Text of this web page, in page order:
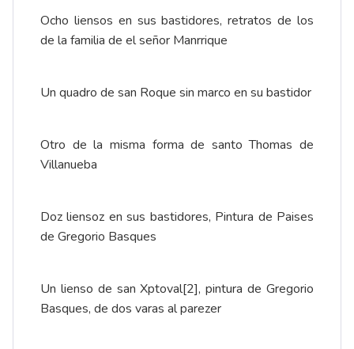
Ocho liensos en sus bastidores, retratos de los
de la familia de el señor Manrrique
Un quadro de san Roque sin marco en su bastidor
Otro de la misma forma de santo Thomas de
Villanueba
Doz liensoz en sus bastidores, Pintura de Paises
de Gregorio Basques
Un lienso de san Xptoval[2], pintura de Gregorio
Basques, de dos varas al parezer